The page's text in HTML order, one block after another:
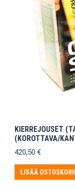
KIERREJOUSET
(KOROTTAVA/
420,50 €
LISÄÄ